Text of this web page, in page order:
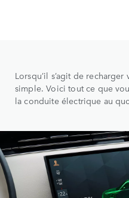
Lorsqu’il s’agit de
simple. Voici tout ce que
la conduite électrique au